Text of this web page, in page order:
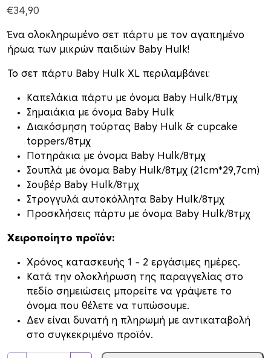
€34,90
Ένα ολοκληρωμένο σετ πάρτυ με τον αγαπημένο
ήρωα των μικρών παιδιών Baby Hulk!
To σετ πάρτυ Baby Hulk XL περιλαμβάνει:
Καπελάκια πάρτυ με όνομα Baby Hulk/8τμχ
Σημαιάκια με όνομα Baby Hulk
Διακόσμηση τούρτας Baby Hulk & cupcake
toppers/8τμχ
Ποτηράκια με όνομα Baby Hulk/8τμχ
Σουπλά με όνομα Baby Hulk/8τμχ (21cm*29,7cm)
Σουβέρ Baby Hulk/8τμχ
Στρογγυλά αυτοκόλλητα Baby Hulk/8τμχ
Προσκλήσεις πάρτυ με όνομα Baby Hulk/8τμχ
Χειροποίητο προϊόν:
Xρόνος κατασκευής 1 – 2 εργάσιμες ημέρες.
Κατά την ολοκλήρωση της παραγγελίας στο
πεδίο σημειώσεις μπορείτε να γράψετε το
όνομα που θέλετε να τυπώσουμε.
Δεν είναι δυνατή η πληρωμή με αντικαταβολή
στο συγκεκριμένο προϊόν.